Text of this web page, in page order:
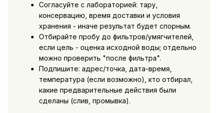
Согласуйте с лабораторией: тару,
консервацию, время доставки и условия
хранения - иначе результат будет спорным.
Отбирайте пробу до фильтров/умягчителей,
если цель - оценка исходной воды; отдельно
можно проверить "после фильтра".
Подпишите: адрес/точка, дата-время,
температура (если возможно), кто отбирал,
какие предварительные действия были
сделаны (слив, промывка).